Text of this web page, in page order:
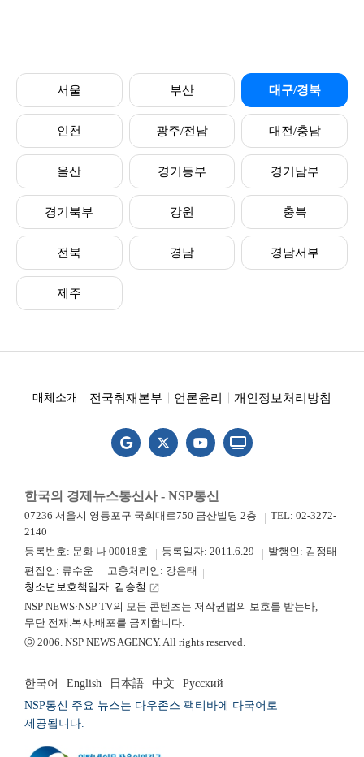
서울 부산 대구/경북
인천 광주/전남 대전/충남
울산 경기동부 경기남부
경기북부 강원 충북
전북 경남 경남서부
제주
매체소개 전국취재본부 언론윤리 개인정보처리방침
한국의 경제뉴스통신사 - NSP통신
07236 서울시 영등포구 국회대로750 금산빌딩 2층
TEL: 02-3272-
2140
등록번호: 문화 나 00018호
등록일자: 2011.6.29
발행인: 김정태
편집인: 류수운
고충처리인: 강은태
청소년보호책임자: 김승철 launch
NSP NEWS·NSP TV의 모든 콘텐츠는 저작권법의 보호를 받는바,
무단 전재.복사.배포를 금지합니다.
ⓒ 2006. NSP NEWS AGENCY. All rights reserved.
한국어 English 日本語 中文
Русский
NSP통신 주요 뉴스는 다우존스 팩티바에 다국어로
제공됩니다.